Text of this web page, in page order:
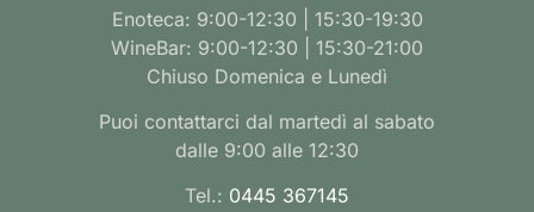
Enoteca: 9:00-12:30 | 15:30-19:30
WineBar: 9:00-12:30 | 15:30-21:00
Chiuso Domenica e Lunedì
Puoi contattarci dal martedì al sabato
dalle 9:00 alle 12:30
Tel.: 0445 367145